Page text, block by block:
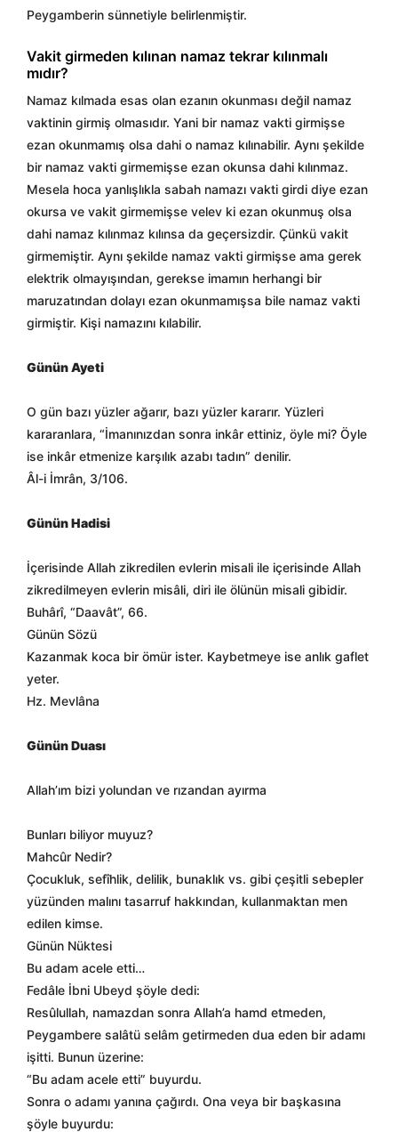
Peygamberin sünnetiyle belirlenmiştir.
Vakit girmeden kılınan namaz tekrar kılınmalı
mıdır?
Namaz kılmada esas olan ezanın okunması değil namaz
vaktinin girmiş olmasıdır. Yani bir namaz vakti girmişse
ezan okunmamış olsa dahi o namaz kılınabilir. Aynı şekilde
bir namaz vakti girmemişse ezan okunsa dahi kılınmaz.
Mesela hoca yanlışlıkla sabah namazı vakti girdi diye ezan
okursa ve vakit girmemişse velev ki ezan okunmuş olsa
dahi namaz kılınmaz kılınsa da geçersizdir. Çünkü vakit
girmemiştir. Aynı şekilde namaz vakti girmişse ama gerek
elektrik olmayışından, gerekse imamın herhangi bir
maruzatından dolayı ezan okunmamışsa bile namaz vakti
girmiştir. Kişi namazını kılabilir.
Günün Ayeti
O gün bazı yüzler ağarır, bazı yüzler kararır. Yüzleri
kararanlara, “İmanınızdan sonra inkâr ettiniz, öyle mi? Öyle
ise inkâr etmenize karşılık azabı tadın” denilir.
Âl-i İmrân, 3/106.
Günün Hadisi
İçerisinde Allah zikredilen evlerin misali ile içerisinde Allah
zikredilmeyen evlerin misâli, diri ile ölünün misali gibidir.
Buhârî, “Daavât”, 66.
Günün Sözü
Kazanmak koca bir ömür ister. Kaybetmeye ise anlık gaflet
yeter.
Hz. Mevlâna
Günün Duası
Allah’ım bizi yolundan ve rızandan ayırma
Bunları biliyor muyuz?
Mahcûr Nedir?
Çocukluk, sefîhlik, delilik, bunaklık vs. gibi çeşitli sebepler
yüzünden malını tasarruf hakkından, kullanmaktan men
edilen kimse.
Günün Nüktesi
Bu adam acele etti…
Fedâle İbni Ubeyd şöyle dedi:
Resûlullah, namazdan sonra Allah’a hamd etmeden,
Peygambere salâtü selâm getirmeden dua eden bir adamı
işitti. Bunun üzerine:
“Bu adam acele etti” buyurdu.
Sonra o adamı yanına çağırdı. Ona veya bir başkasına
şöyle buyurdu: